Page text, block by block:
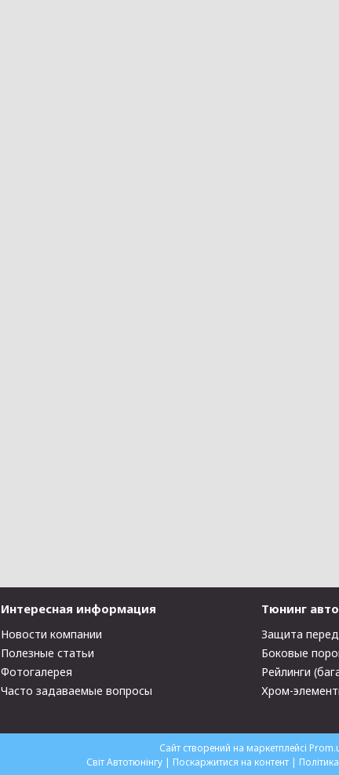
Интересная информация
Новости компании
Полезные статьи
Фотогалерея
Часто задаваемые вопросы
Тюнинг
Защита
Боковые
Рейлинги
Хром-
Сайт створений на маркетплейсі
Світ Автотюнінгу | Поскаржитися на контент |